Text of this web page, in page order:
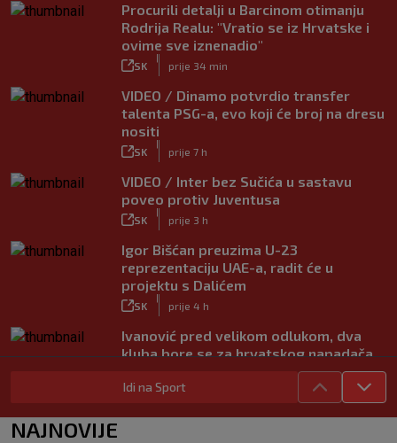
Procurili detalji u Barcinom otimanju
Rodrija Realu: "Vratio se iz Hrvatske i
ovime sve iznenadio"
SK prije 34 min
VIDEO / Dinamo potvrdio transfer
talenta PSG-a, evo koji će broj na dresu
nositi
SK prije 7 h
VIDEO / Inter bez Sučića u sastavu
poveo protiv Juventusa
SK prije 3 h
Igor Bišćan preuzima U-23
reprezentaciju UAE-a, radit će u
projektu s Dalićem
SK prije 4 h
Ivanović pred velikom odlukom, dva
kluba bore se za hrvatskog napadača
Liverpool dovodi kapetana Barcelone!
Fabrizio Romano objavio ‘Here we go’
Idi na Sport
NAJNOVIJE